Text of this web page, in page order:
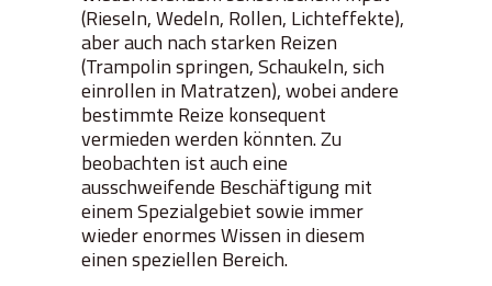
(Rieseln, Wedeln, Rollen, Lichteffekte),
aber auch nach starken Reizen
(Trampolin springen, Schaukeln, sich
einrollen in Matratzen), wobei andere
bestimmte Reize konsequent
vermieden werden könnten. Zu
beobachten ist auch eine
ausschweifende Beschäftigung mit
einem Spezialgebiet sowie immer
wieder enormes Wissen in diesem
einen speziellen Bereich.